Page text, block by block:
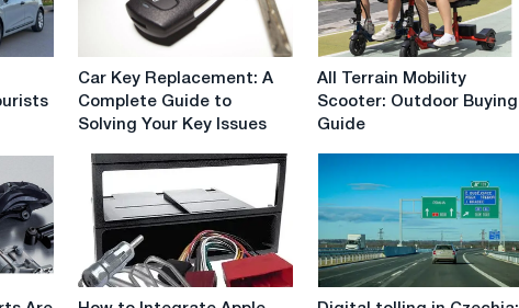
Car
Key
Replacement:
Complete
Guide
to
Solving
Your
Key
Issues
Car Key Replacement: A
Complete Guide to
Solving Your Key Issues
All
Terrain
Mobility
Buying
Guide
All Terrain Mobility
Scooter: Outdoor Buying
Guide